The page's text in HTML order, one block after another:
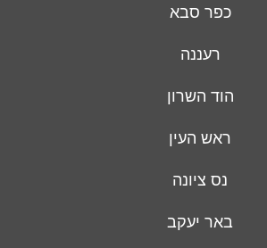
כפר סבא
רעננה
הוד השרון
ראש העין
נס ציונה
באר יעקב